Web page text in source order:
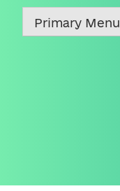
Primary Menu